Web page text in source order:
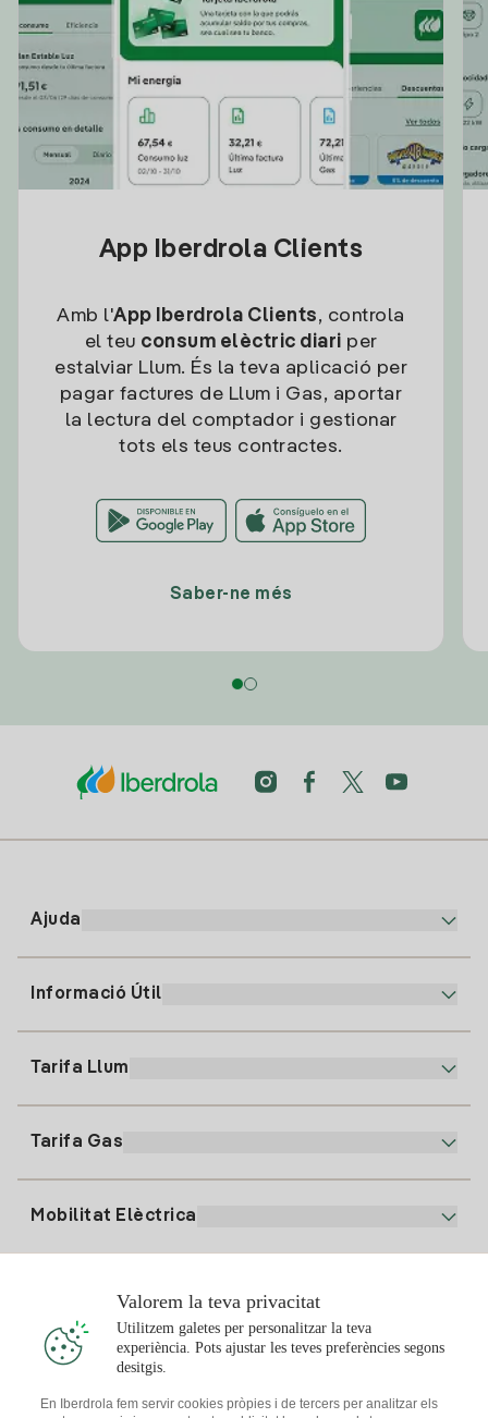
App Iberdrola Clients
Amb l'App Iberdrola Clients, controla
el teu consum elèctric diari per
estalviar Llum. És la teva aplicació per
pagar factures de Llum i Gas, aportar
la lectura del comptador i gestionar
tots els teus contractes.
Saber-ne més
Ajuda
91 919 52 73
clientes@tuiberdrola.es
Informació Útil
Alta Gas
Tarifa Llum
Tarifa Gas
Mobilitat Elèctrica
Punts de Recàrrega
T'interessa
Valorem la teva privacitat
Utilitzem galetes per personalitzar la teva
experiència. Pots ajustar les teves preferències segons
desitgis.
En Iberdrola fem servir cookies pròpies i de tercers per analitzar els